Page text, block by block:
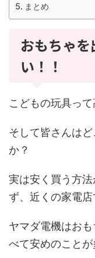
まとめ
おもちゃ
い！！
こどもの玩具って
そして皆さんは
か？
実は安く買う方
ず、近くの家電店
ヤマダ電機はお
べて安めのことが